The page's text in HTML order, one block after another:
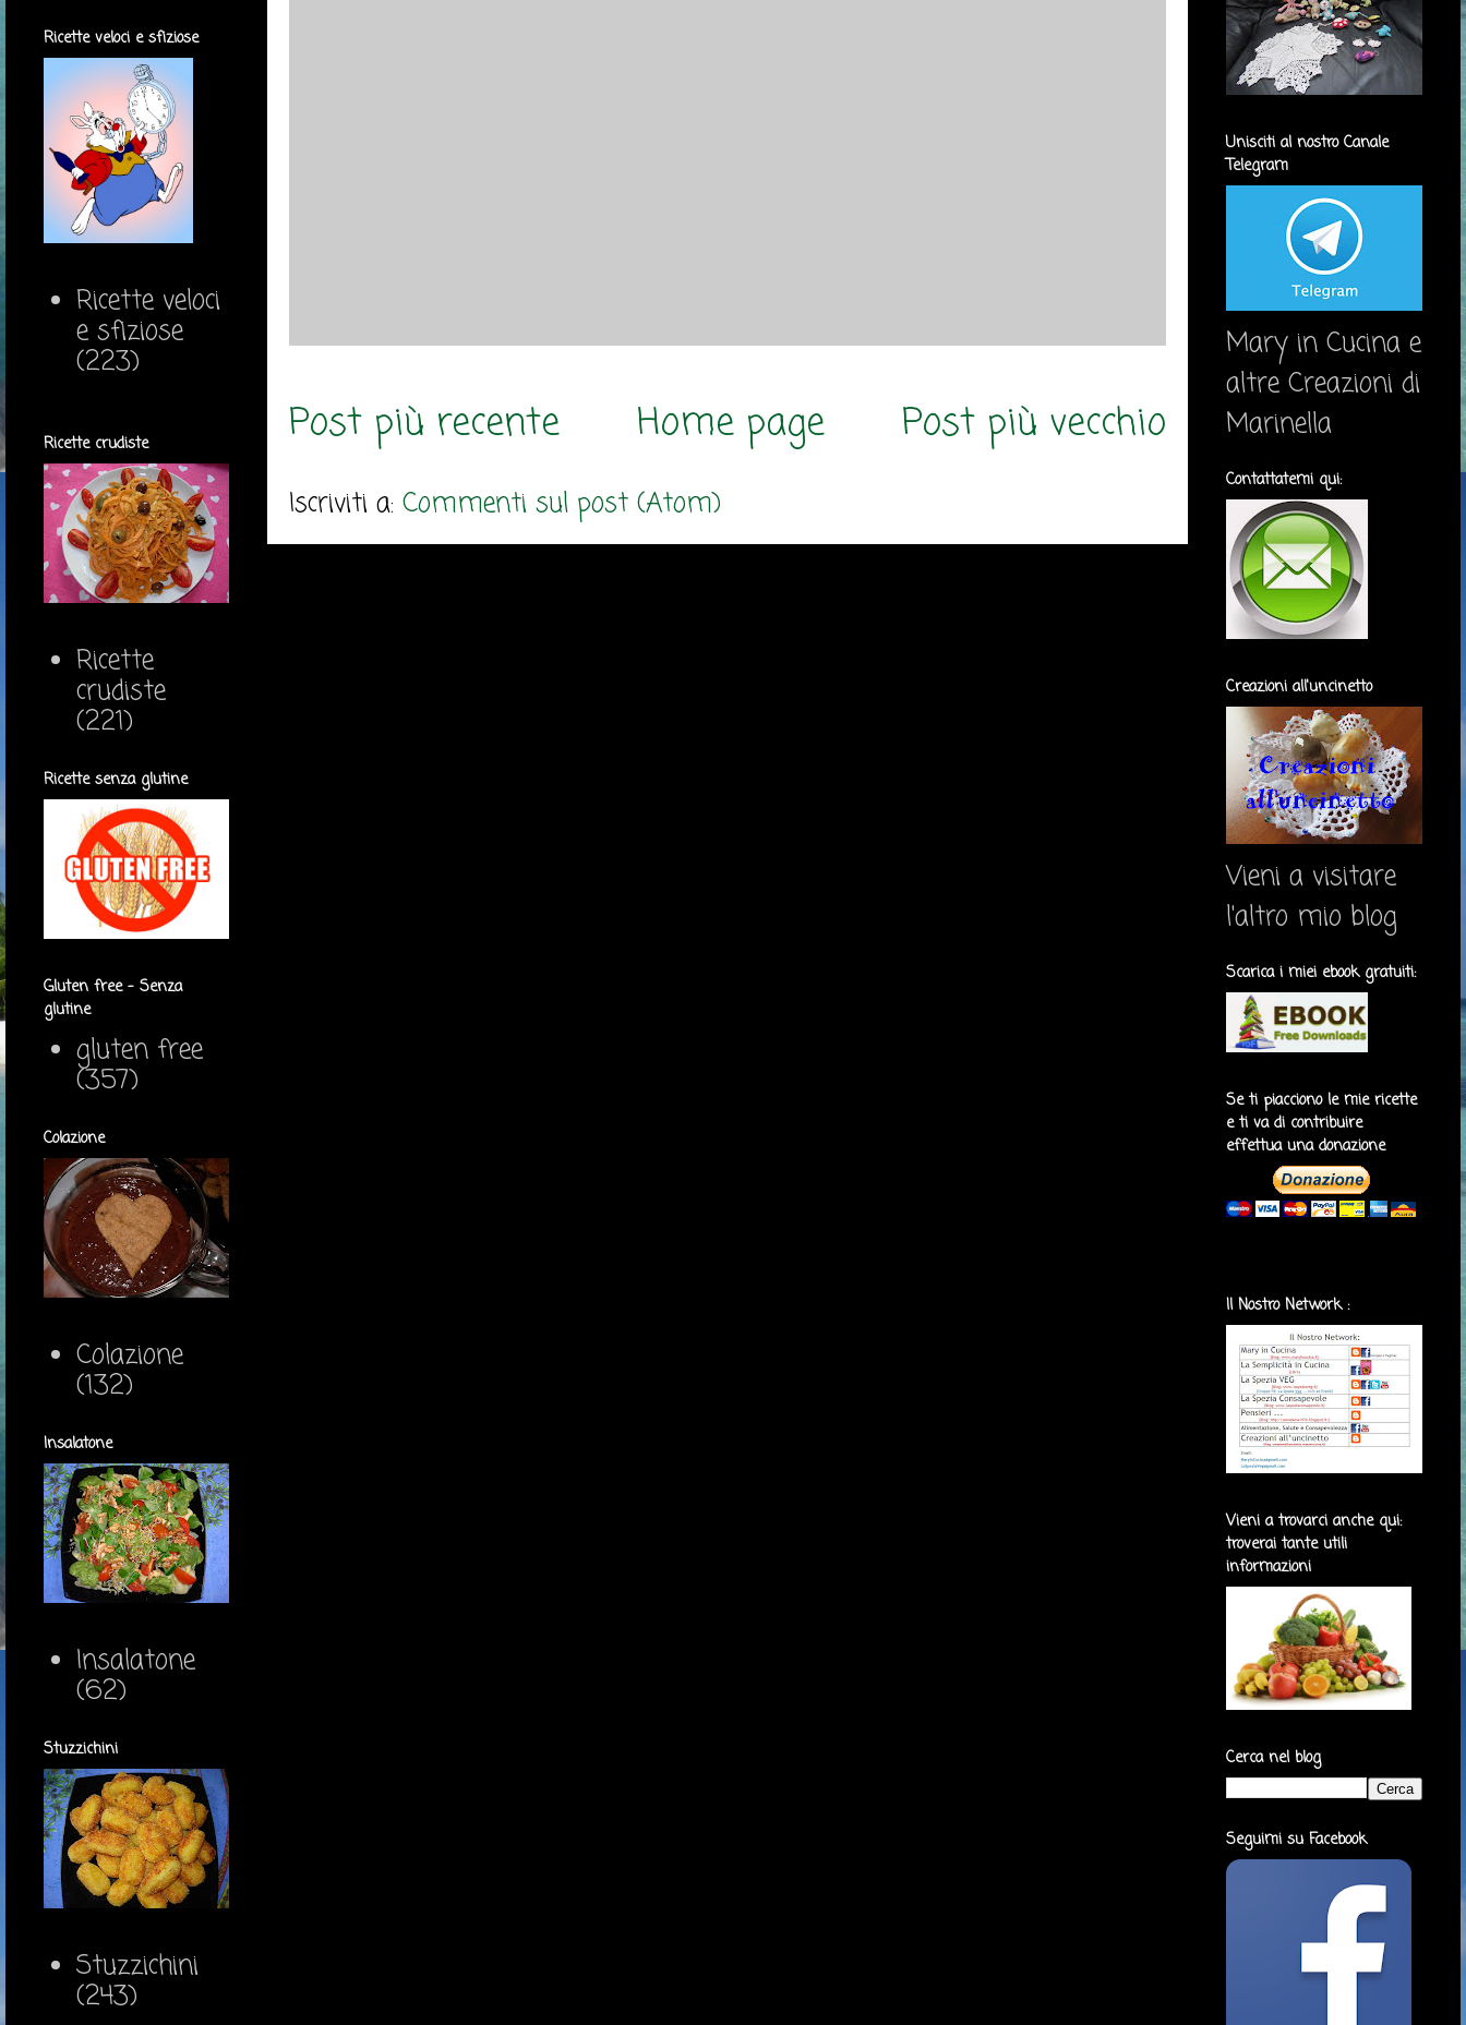
Post più recente Post più vecchio
Home page
Iscriviti a: Commenti sul post (Atom)
Ricette veloci e sfiziose
Ricette veloci
e sfiziose
(223)
Ricette crudiste
Ricette
crudiste
(221)
Ricette senza glutine
Gluten free - Senza
glutine
gluten free
(357)
Colazione
Colazione
(132)
Insalatone
Insalatone
(62)
Stuzzichini
Stuzzichini
(243)
Unisciti al nostro Canale
Telegram
Mary in Cucina e
altre Creazioni di
Marinella
Contattatemi qui:
Creazioni all'uncinetto
Vieni a visitare
l'altro mio blog
Scarica i miei ebook gratuiti:
Se ti piacciono le mie ricette
e ti va di contribuire
effettua una donazione
Il Nostro Network :
Vieni a trovarci anche qui:
troverai tante utili
informazioni
Cerca nel blog
Seguimi su Facebook